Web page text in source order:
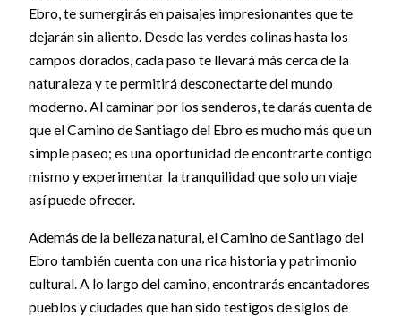
Ebro, te sumergirás en paisajes impresionantes que te
dejarán sin aliento. Desde las verdes colinas hasta los
campos dorados, cada paso te llevará más cerca de la
naturaleza y te permitirá desconectarte del mundo
moderno. Al caminar por los senderos, te darás cuenta de
que el Camino de Santiago del Ebro es mucho más que un
simple paseo; es una oportunidad de encontrarte contigo
mismo y experimentar la tranquilidad que solo un viaje
así puede ofrecer.
Además de la belleza natural, el Camino de Santiago del
Ebro también cuenta con una rica historia y patrimonio
cultural. A lo largo del camino, encontrarás encantadores
pueblos y ciudades que han sido testigos de siglos de